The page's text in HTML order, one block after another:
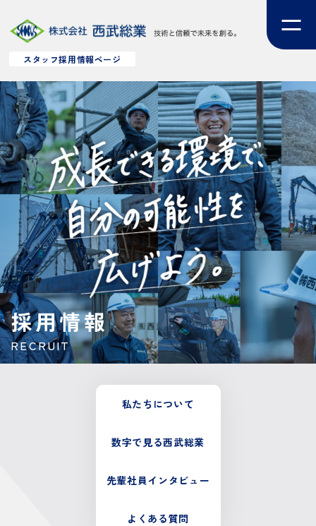
スタッフ採用情報ページ
採用情報
RECRUIT
私たちについて
数字で見る西武総業
先輩社員インタビュー
よくある質問